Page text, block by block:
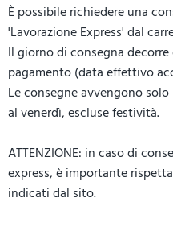
È possibile richiedere una
'Lavorazione Express' dal
Il giorno di consegna
pagamento (data effettivo
Le consegne avvengono
al venerdì, escluse festività.
ATTENZIONE: in caso di
express, è importante
indicati dal sito.